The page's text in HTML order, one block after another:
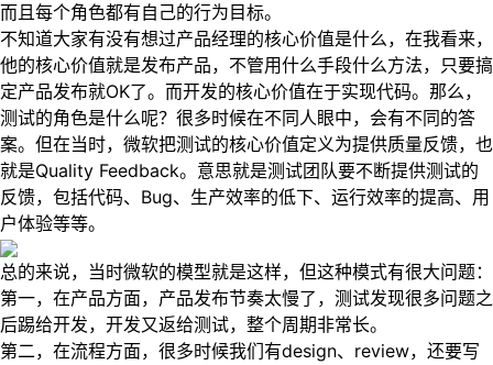
而且每个角色都有自己的行为目标。
不知道大家有没有想过产品经理的核心价值是什么，在我看来，
他的核心价值就是发布产品，不管用什么手段什么方法，只要搞
定产品发布就OK了。而开发的核心价值在于实现代码。那么，
测试的角色是什么呢？很多时候在不同人眼中，会有不同的答
案。但在当时，微软把测试的核心价值定义为提供质量反馈，也
就是Quality Feedback。意思就是测试团队要不断提供测试的
反馈，包括代码、Bug、生产效率的低下、运行效率的提高、用
户体验等等。
总的来说，当时微软的模型就是这样，但这种模式有很大问题：
第一，在产品方面，产品发布节奏太慢了，测试发现很多问题之
后踢给开发，开发又返给测试，整个周期非常长。
第二，在流程方面，很多时候我们有design、review，还要写